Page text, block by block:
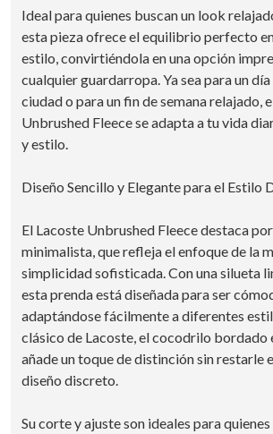
Ideal para quienes buscan un look
esta pieza ofrece el equilibrio perfecto
estilo, convirtiéndola en una opción
cualquier guardarropa. Ya sea para un día
ciudad o para un fin de semana relajado,
Unbrushed Fleece se adapta a tu vida
y estilo.
Diseño Sencillo y Elegante para el Estilo
El Lacoste Unbrushed Fleece destaca
minimalista, que refleja el enfoque de la
simplicidad sofisticada. Con una silueta
esta prenda está diseñada para ser
adaptándose fácilmente a diferentes
clásico de Lacoste, el cocodrilo bordado
añade un toque de distinción sin restarle
diseño discreto.
Su corte y ajuste son ideales para